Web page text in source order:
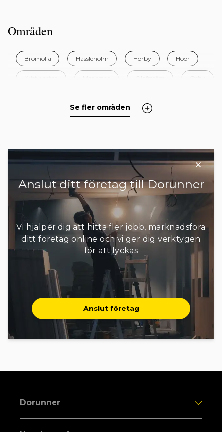
Områden
Bromölla Hässleholm Hörby Höör
Östra Göinge
Se fler områden
Anslut ditt företag till Dorunner
Vi hjälper dig att hitta fler jobb, marknadsföra
ditt företag online och vi ger dig verktygen
för att lyckas
Anslut företag
Dorunner